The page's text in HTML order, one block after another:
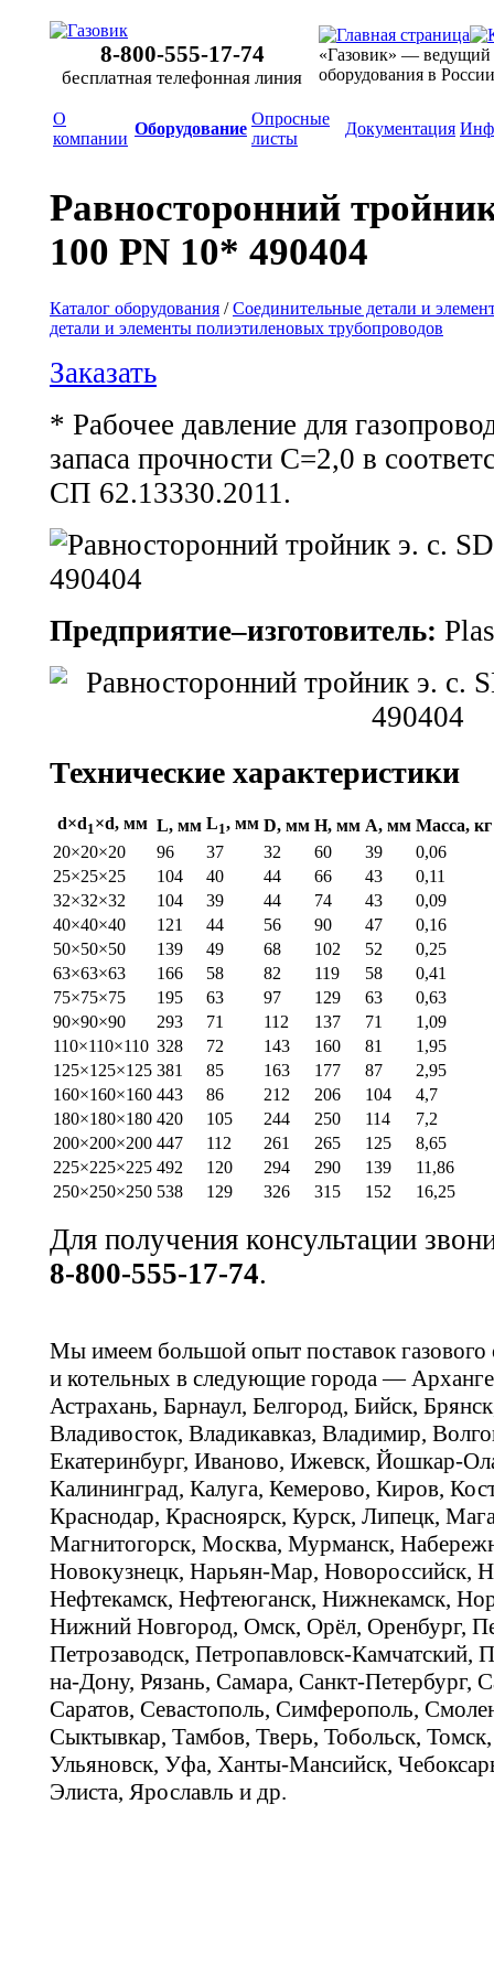
8-800-555-17-74
бесплатная телефонная линия
«Газовик» — ведущий
оборудования в России
О
компании
Оборудование
Опросные
листы
Документация
Равносторонний
100 PN 10* 490404
Каталог оборудования /Соединительные детали и
детали и элементы полиэтиленовых трубопроводов
Заказать
* Рабочее давление для
запаса прочности С=2,0 в
СП 62.13330.2011.
Предприятие–изготовитель:
Технические характеристики
d×d1×d, мм L, мм L1, мм D, мм H, мм A, мм Масса, кг
20×20×20
96 37 32 60 39
0,06
25×25×25
104 40 44 66 43
0,11
32×32×32
104 39 44 74 43
0,09
40×40×40
121 44 56 90 47
0,16
50×50×50
139 49 68 102 52
0,25
63×63×63
166 58 82 119 58
0,41
75×75×75
195 63 97 129 63
0,63
90×90×90
293 71 112 137 71
1,09
110×110×110 328 72 143 160 81
1,95
125×125×125 381 85 163 177 87
2,95
160×160×160 443 86 212 206 104
4,7
180×180×180 420 105 244 250 114
7,2
200×200×200 447 112 261 265 125
8,65
225×225×225 492 120 294 290 139
11,86
250×250×250 538 129 326 315 152 16,25
Для получения консультации
8-800-555-17-74.
Мы имеем большой опыт поставок газового
и котельных в следующие города —
Астрахань, Барнаул, Белгород, Бийск,
Владивосток, Владикавказ, Владимир,
Екатеринбург, Иваново, Ижевск, Йошкар-
Калининград, Калуга, Кемерово, Киров,
Краснодар, Красноярск, Курск, Липецк,
Магнитогорск, Москва, Мурманск,
Новокузнецк, Нарьян-Мар, Новороссийск,
Нефтекамск, Нефтеюганск, Нижнекамск,
Нижний Новгород, Омск, Орёл, Оренбург,
Петрозаводск, Петропавловск-Камчатский,
на-Дону, Рязань, Самара, Санкт-Петербург,
Саратов, Севастополь, Симферополь,
Сыктывкар, Тамбов, Тверь, Тобольск,
Ульяновск, Уфа, Ханты-Мансийск,
Элиста, Ярославль и др.